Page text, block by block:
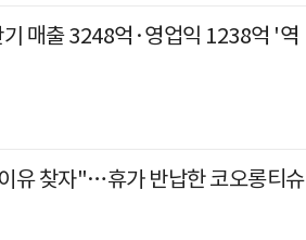
매출 3248억·영업익 1238억 '역
유 찾자"…휴가 반납한 코오롱티슈